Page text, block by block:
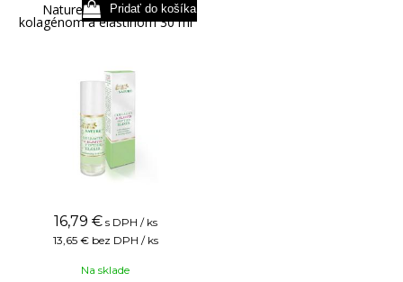
Nature pleťový elixír s
kolagénom a elastínom 30 ml
16,79 € s DPH / ks
13,65 € bez DPH / ks
Na sklade